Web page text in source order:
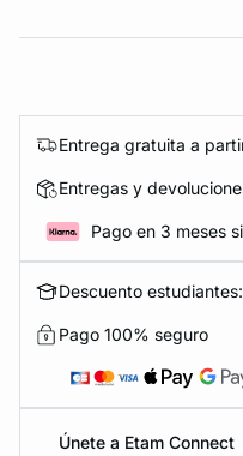
Entrega gratuita a
Entregas y
Pago en 3 meses
Descuento
Pago 100% seguro
Únete a Etam Connect